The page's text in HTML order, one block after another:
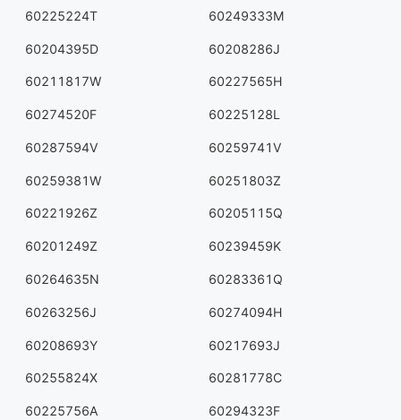
60225224T 60249333M
60204395D 60208286J
60211817W 60227565H
60274520F 60225128L
60287594V 60259741V
60259381W 60251803Z
60221926Z 60205115Q
60201249Z 60239459K
60264635N 60283361Q
60263256J 60274094H
60208693Y 60217693J
60255824X 60281778C
60225756A 60294323F